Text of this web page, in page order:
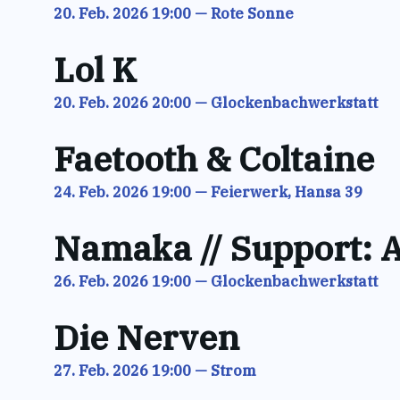
20. Feb. 2026 19:00 — Rote Sonne
Lol K
20. Feb. 2026 20:00 — Glockenbachwerkstatt
Faetooth & Coltaine
24. Feb. 2026 19:00 — Feierwerk, Hansa 39
Namaka // Support:
26. Feb. 2026 19:00 — Glockenbachwerkstatt
Die Nerven
27. Feb. 2026 19:00 — Strom